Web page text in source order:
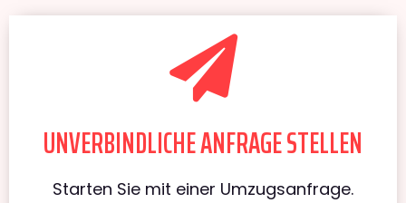
UNVERBINDLICHE ANFRAGE STELLEN
Starten Sie mit einer Umzugsanfrage.